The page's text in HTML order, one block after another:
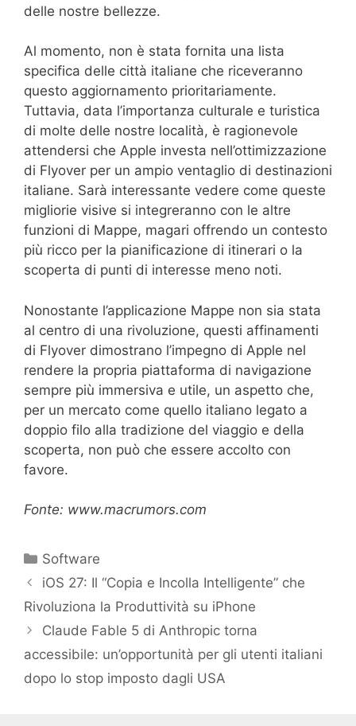
delle nostre bellezze.
Al momento, non è stata fornita una lista
specifica delle città italiane che riceveranno
questo aggiornamento prioritariamente.
Tuttavia, data l’importanza culturale e turistica
di molte delle nostre località, è ragionevole
attendersi che Apple investa nell’ottimizzazione
di Flyover per un ampio ventaglio di destinazioni
italiane. Sarà interessante vedere come queste
migliorie visive si integreranno con le altre
funzioni di Mappe, magari offrendo un contesto
più ricco per la pianificazione di itinerari o la
scoperta di punti di interesse meno noti.
Nonostante l’applicazione Mappe non sia stata
al centro di una rivoluzione, questi affinamenti
di Flyover dimostrano l’impegno di Apple nel
rendere la propria piattaforma di navigazione
sempre più immersiva e utile, un aspetto che,
per un mercato come quello italiano legato a
doppio filo alla tradizione del viaggio e della
scoperta, non può che essere accolto con
favore.
Fonte: www.macrumors.com
Categorie
Software
iOS 27: Il “Copia e Incolla Intelligente” che
Rivoluziona la Produttività su iPhone
Claude Fable 5 di Anthropic torna
accessibile: un’opportunità per gli utenti italiani
dopo lo stop imposto dagli USA